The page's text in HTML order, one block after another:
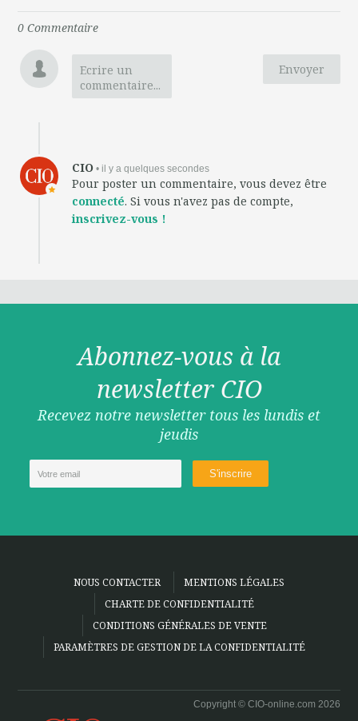
0 Commentaire
Envoyer
Ecrire un
commentaire...
CIO • il y a quelques secondes
Pour poster un commentaire, vous devez être
connecté. Si vous n'avez pas de compte,
inscrivez-vous !
Abonnez-vous à la
newsletter CIO
Recevez notre newsletter tous les lundis et
jeudis
NOUS CONTACTER
MENTIONS LÉGALES
CHARTE DE CONFIDENTIALITÉ
CONDITIONS GÉNÉRALES DE VENTE
PARAMÈTRES DE GESTION DE LA CONFIDENTIALITÉ
Copyright © CIO-online.com 2026